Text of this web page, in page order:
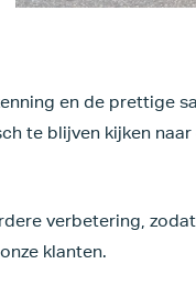
en de prettige
te blijven kijken naar
verbetering,
klanten.